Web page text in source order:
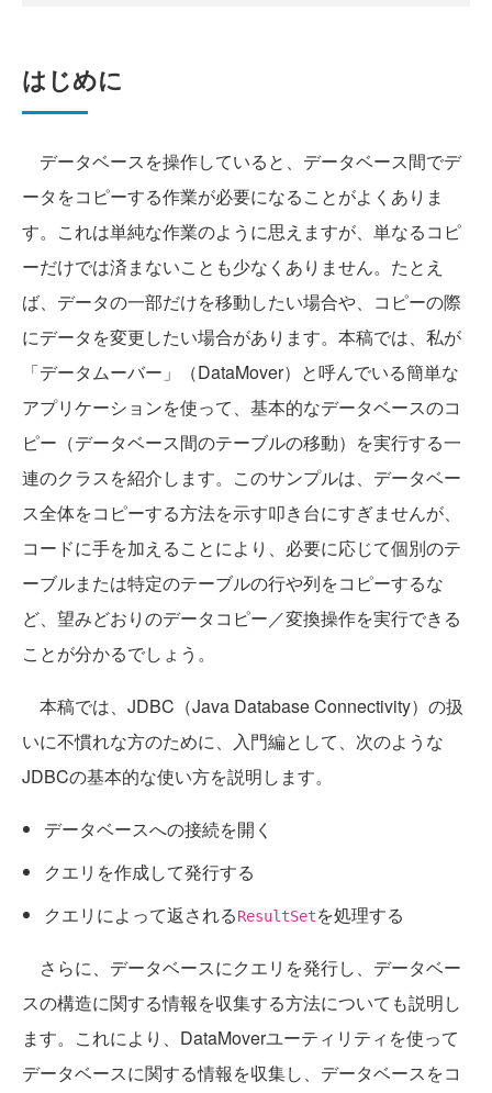
はじめに
データベースを操作していると、データベース間でデ
ータをコピーする作業が必要になることがよくありま
す。これは単純な作業のように思えますが、単なるコピ
ーだけでは済まないことも少なくありません。たとえ
ば、データの一部だけを移動したい場合や、コピーの際
にデータを変更したい場合があります。本稿では、私が
「データムーバー」（DataMover）と呼んでいる簡単な
アプリケーションを使って、基本的なデータベースのコ
ピー（データベース間のテーブルの移動）を実行する一
連のクラスを紹介します。このサンプルは、データベー
ス全体をコピーする方法を示す叩き台にすぎませんが、
コードに手を加えることにより、必要に応じて個別のテ
ーブルまたは特定のテーブルの行や列をコピーするな
ど、望みどおりのデータコピー／変換操作を実行できる
ことが分かるでしょう。
本稿では、JDBC（Java Database Connectivity）の扱
いに不慣れな方のために、入門編として、次のような
JDBCの基本的な使い方を説明します。
データベースへの接続を開く
クエリを作成して発行する
クエリによって返されるResultSetを処理する
さらに、データベースにクエリを発行し、データベー
スの構造に関する情報を収集する方法についても説明し
ます。これにより、DataMoverユーティリティを使って
データベースに関する情報を収集し、データベースをコ